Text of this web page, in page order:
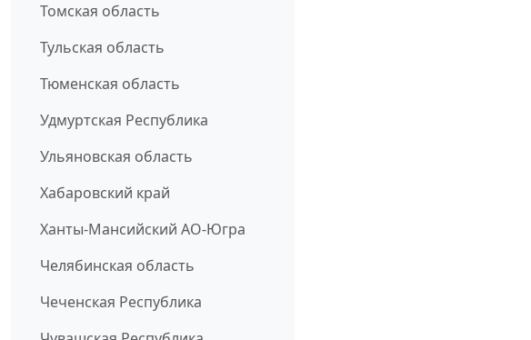
Томская область
Тульская область
Тюменская область
Удмуртская Республика
Ульяновская область
Хабаровский край
Ханты-Мансийский АО-Югра
Челябинская область
Чеченская Республика